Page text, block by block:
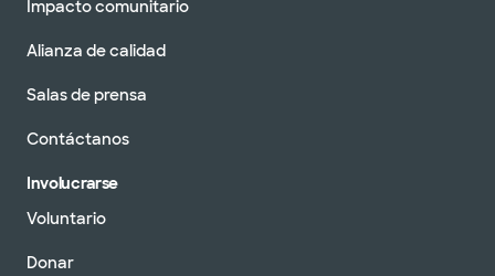
Impacto comunitario
Alianza de calidad
Salas de prensa
Contáctanos
Involucrarse
Voluntario
Donar